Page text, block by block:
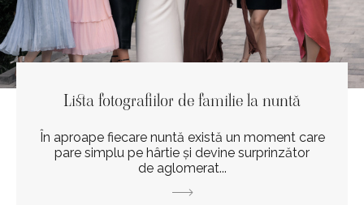
Lista fotografiilor de familie la nuntă
În aproape fiecare nuntă există un moment care
pare simplu pe hârtie și devine surprinzător
de aglomerat...